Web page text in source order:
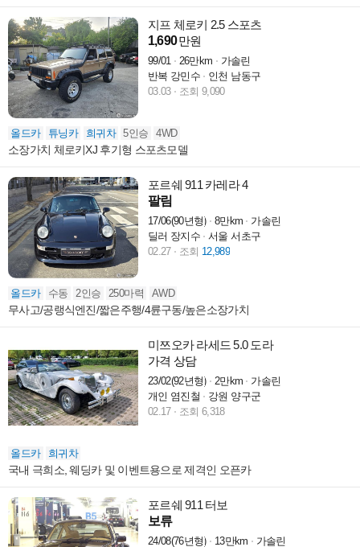
지프 체로키 2.5 스포츠
1,690만원
99/01 26만km
가솔린
반복 강민수
인천 남동구
03.03
조회 9,090
올드카 튜닝카 희귀차 5인승 4WD
소장가치 체로키XJ 후기형 스포츠모델
포르쉐 911 카레라 4
팔림
17/06(90년형) 8만km
가솔린
딜러 장지수
서울 서초구
02.27
조회 12,989
올드카 수동 2인승 250마력 AWD
무사고/공랭식엔진/짧은주행/4륜구동/높은소장가치
미쯔오카 라세드 5.0 도라
가격 상담
23/02(92년형) 2만km
가솔린
개인 염진철
강원 양구군
02.17
조회 6,318
올드카 희귀차
국내 극희소, 웨딩카 및 이벤트용으로 제격인 오픈카
포르쉐 911 터보
보류
24/08(76년형) 13만km
가솔린